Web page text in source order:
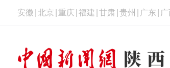
安徽 北京 重庆 福建 甘肃 贵州 广东